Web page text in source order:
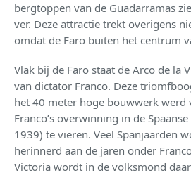
bergtoppen van de Guadarramas
ver. Deze attractie trekt overigens
omdat de Faro buiten het centrum
Vlak bij de Faro staat de Arco de la
van dictator Franco. Deze
het 40 meter hoge bouwwerk
Franco’s overwinning in de
1939) te vieren. Veel Spanjaarden
herinnerd aan de jaren onder
Victoria wordt in de volksmond